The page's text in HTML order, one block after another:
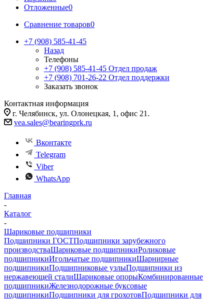
Отложенные0
Сравнение товаров0
+7 (908) 585-41-45
Назад
Телефоны
+7 (908) 585-41-45 Отдел продаж
+7 (908) 701-26-22 Отдел поддержки
Заказать звонок
Контактная информация
г. Челябинск, ул. Олонецкая, 1, офис 21.
vea.sales@bearingprk.ru
Вконтакте
Telegram
Viber
WhatsApp
Главная
-
Каталог
-
Шариковые подшипники
Подшипники ГОСТПодшипники зарубежного
производстваШариковые подшипникиРоликовые
подшипникиИгольчатые подшипникиШарнирные
подшипникиПодшипниковые узлыПодшипники из
нержавеющей сталиШариковые опорыКомбинированные
подшипникиЖелезнодорожные буксовые
подшипникиПодшипники для грохотовПодшипники для